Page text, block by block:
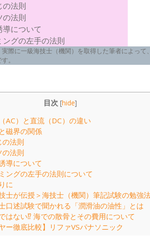
の法則
の法則
導について
ングの左手の法則
際に一級海技士（機関）を取得した筆者によっ
。
目次 [hide]
AC）と直流（DC）の違い
磁界の関係
の法則
の法則
導について
ングの左手の法則について
に
士が伝授＞海技士（機関）筆記試験の勉強
口述試験で聞かれる「潤滑油の油性」とは
はない⁉ 海での散骨とその費用について
ー徹底比較】リファVSパナソニック